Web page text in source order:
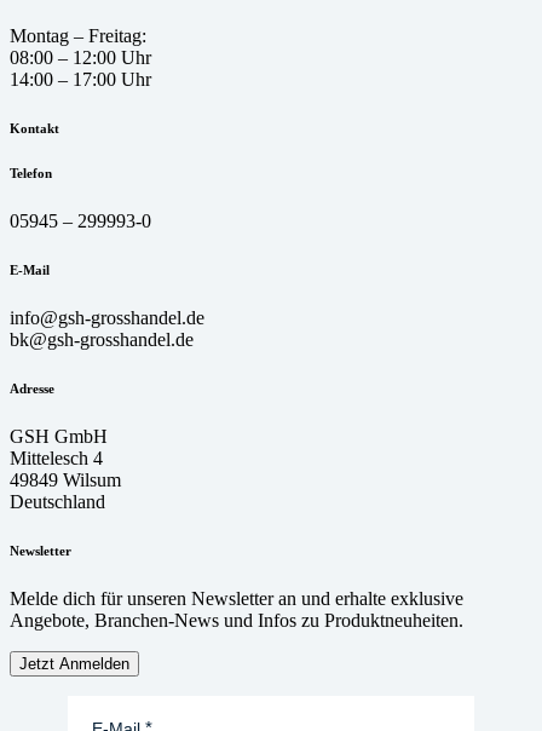
Montag – Freitag:
08:00 – 12:00 Uhr
14:00 – 17:00 Uhr
Kontakt
Telefon
05945 – 299993-0
E-Mail
info@gsh-grosshandel.de
bk@gsh-grosshandel.de
Adresse
GSH GmbH
Mittelesch 4
49849 Wilsum
Deutschland
Newsletter
Melde dich für unseren Newsletter an und erhalte exklusive
Angebote, Branchen-News und Infos zu Produktneuheiten.
Jetzt Anmelden